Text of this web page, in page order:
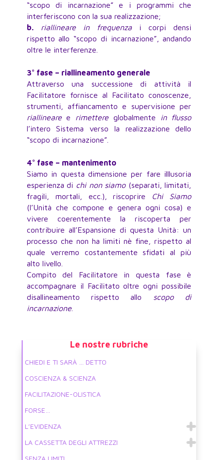
“scopo di incarnazione” e i programmi che
interferiscono con la sua realizzazione;
b.
riallineare in frequenza i corpi densi
rispetto allo “scopo di incarnazione”, andando
oltre le interferenze.
3° fase – riallineamento generale
Attraverso una successione di attività il
Facilitatore fornisce al Facilitato conoscenze,
strumenti, affiancamento e supervisione per
riallinearee rimettere globalmente in flusso
l’intero Sistema verso la realizzazione dello
“scopo di incarnazione”.
4° fase – mantenimento
Siamo in questa dimensione per fare illlusoria
esperienza di chi non siamo(separati, limitati,
fragili, mortali, ecc.), riscoprire Chi Siamo
(l’Unità che compone e genera ogni cosa) e
vivere coerentemente la riscoperta per
contribuire all’Espansione di questa Unità: un
processo che non ha limiti nè fine, rispetto al
quale verremo costantemente sfidati al più
alto livello.
Compito del Facilitatore in questa fase è
accompagnare il Facilitato oltre ogni possibile
disallineamento rispetto allo scopo di
incarnazione.
Le nostre rubriche
CHIEDI E TI SARÀ … DETTO
COSCIENZA & SCIENZA
FACILITAZIONE-OLISTICA
FORSE…
L’EVIDENZA
LA CASSETTA DEGLI ATTREZZI